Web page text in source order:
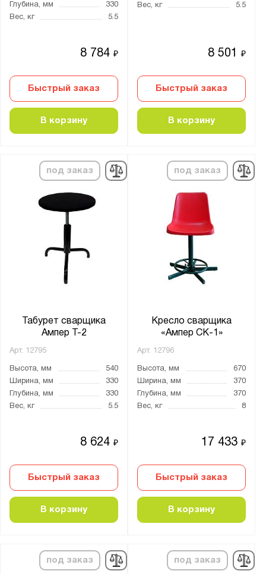
Глубина, мм
330
Вес, кг
5.5
8 784₽
Быстрый заказ
В корзину
Вес, кг
5.5
8 501₽
Быстрый заказ
В корзину
под заказ
Табурет сварщика
Ампер Т-2
Арт. 12795
Высота, мм
540
Ширина, мм
330
Глубина, мм
330
Вес, кг
5.5
8 624₽
Быстрый заказ
В корзину
под заказ
Кресло сварщика
«Ампер СК-1»
Арт. 12796
Высота, мм
670
Ширина, мм
370
Глубина, мм
370
Вес, кг
8
17 433₽
Быстрый заказ
В корзину
под заказ под заказ